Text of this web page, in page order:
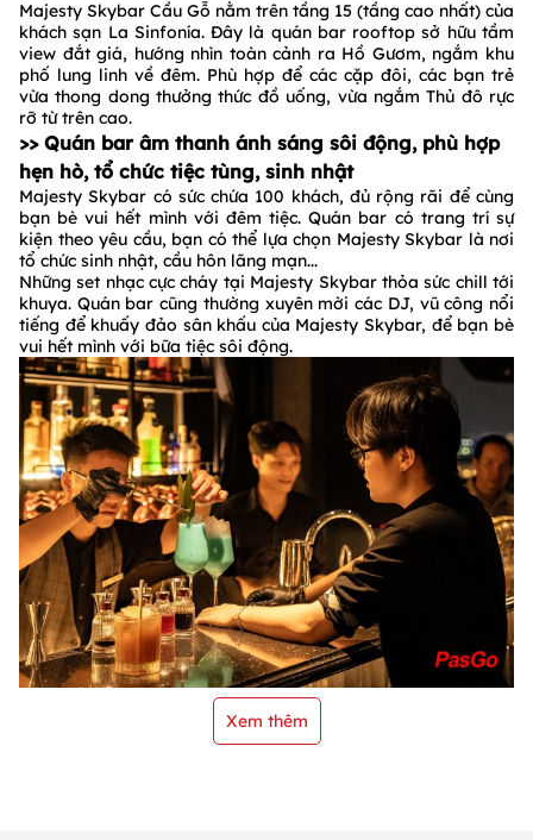
Majesty Skybar Cầu Gỗ nằm trên tầng 15 (tầng cao nhất) của
khách sạn La Sinfonía. Đây là quán bar rooftop sở hữu tầm
view đắt giá, hướng nhìn toàn cảnh ra Hồ Gươm, ngắm khu
phố lung linh về đêm. Phù hợp để các cặp đôi, các bạn trẻ
vừa thong dong thưởng thức đồ uống, vừa ngắm Thủ đô rực
rỡ từ trên cao.
>> Quán bar âm thanh ánh sáng sôi động, phù hợp
hẹn hò, tổ chức tiệc tùng, sinh nhật
Majesty Skybar có sức chứa 100 khách, đủ rộng rãi để cùng
bạn bè vui hết mình với đêm tiệc. Quán bar có trang trí sự
kiện theo yêu cầu, bạn có thể lựa chọn Majesty Skybar là nơi
tổ chức sinh nhật, cầu hôn lãng mạn...
Những set nhạc cực cháy tại Majesty Skybar thỏa sức chill tới
khuya. Quán bar cũng thường xuyên mời các DJ, vũ công nổi
tiếng để khuấy đảo sân khấu của Majesty Skybar, để bạn bè
vui hết mình với bữa tiệc sôi động.
Xem thêm